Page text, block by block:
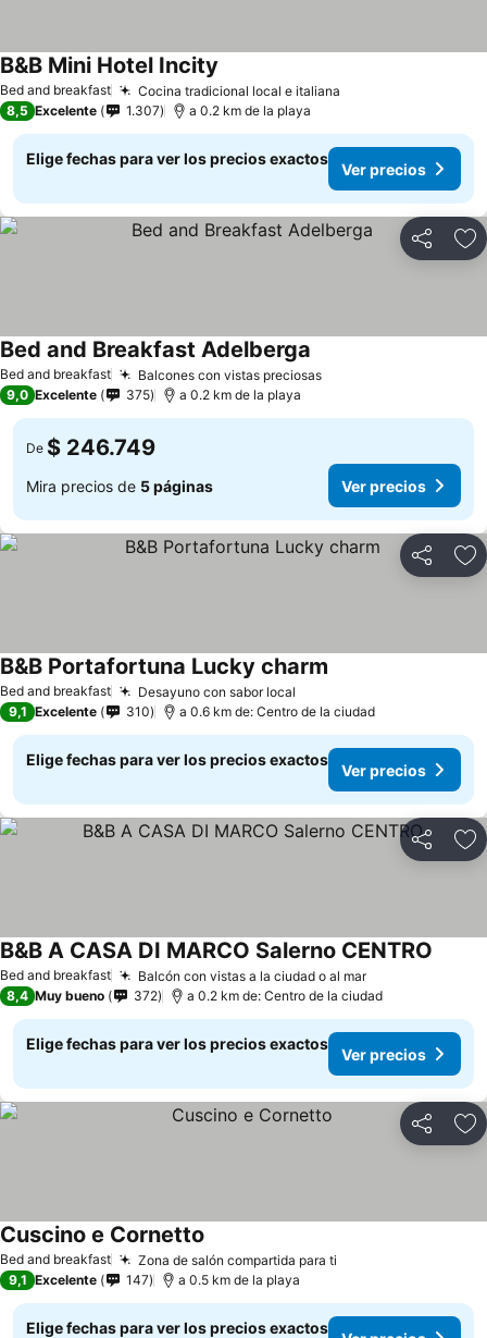
Bed and breakfast Cocina tradicional local e italiana
B&B Mini Hotel Incity
8,5 Excelente 1.307 a 0.2 km de la playa
Elige fechas para ver los precios exactos
Ver precios
Compartir
Bed and breakfast Balcones con vistas preciosas
Bed and Breakfast Adelberga
9,0 Excelente 375 a 0.2 km de la playa
De $ 246.749
Mira precios de 5 páginas Ver precios
Compartir
Bed and breakfast Desayuno con sabor local
B&B Portafortuna Lucky charm
9,1 Excelente 310 a 0.6 km de: Centro de la ciudad
Elige fechas para ver los precios exactos
Ver precios
Compartir
Bed and breakfast Balcón con vistas a la ciudad o al mar
B&B A CASA DI MARCO Salerno CENTRO
8,4 Muy bueno 372 a 0.2 km de: Centro de la ciudad
Elige fechas para ver los precios exactos
Ver precios
Compartir
Bed and breakfast Zona de salón compartida para ti
Cuscino e Cornetto
9,1 Excelente 147 a 0.5 km de la playa
Elige fechas para ver los precios exactos